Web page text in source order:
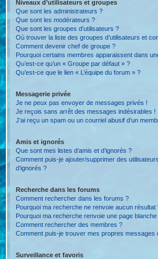
Niveaux d’utilisateurs et groupes
Que sont les administrateurs ?
Que sont les modérateurs ?
Que sont les groupes d’utilisateurs ?
Où trouver la liste des groupes d’utilisateurs et
Comment devenir chef de groupe ?
Pourquoi certains membres apparaissent dans
Qu’est-ce qu’un « Groupe par défaut » ?
Qu’est-ce que le lien « L’équipe du forum » ?
Messagerie privée
Je ne peux pas envoyer de messages privés !
Je reçois sans arrêt des messages indésirables !
J’ai reçu un spam ou un courriel abusif d’un
Amis et ignorés
Que sont mes listes d’amis et d’ignorés ?
Comment puis-je ajouter/supprimer des
d’ignorés ?
Recherche dans les forums
Comment rechercher dans les forums ?
Pourquoi ma recherche ne renvoie aucun résultat
Pourquoi ma recherche renvoie une page blanche
Comment rechercher des membres ?
Comment puis-je trouver mes propres messages
Surveillance et favoris